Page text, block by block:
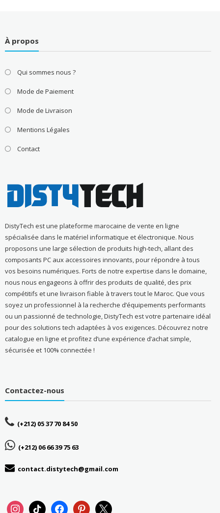
À propos
Qui sommes nous ?
Mode de Paiement
Mode de Livraison
Mentions Légales
Contact
DistyTech est une plateforme marocaine de vente en ligne
spécialisée dans le matériel informatique et électronique. Nous
proposons une large sélection de produits high-tech, allant des
composants PC aux accessoires innovants, pour répondre à tous
vos besoins numériques. Forts de notre expertise dans le domaine,
nous nous engageons à offrir des produits de qualité, des prix
compétitifs et une livraison fiable à travers tout le Maroc. Que vous
soyez un professionnel à la recherche d’équipements performants
ou un passionné de technologie, DistyTech est votre partenaire idéal
pour des solutions tech adaptées à vos exigences. Découvrez notre
catalogue en ligne et profitez d’une expérience d’achat simple,
sécurisée et 100% connectée !
Contactez-nous
(+212) 05 37 70 84 50
(+212) 06 66 39 75 63
contact.distytech@gmail.com
instagramtiktok facebookpinterest
x